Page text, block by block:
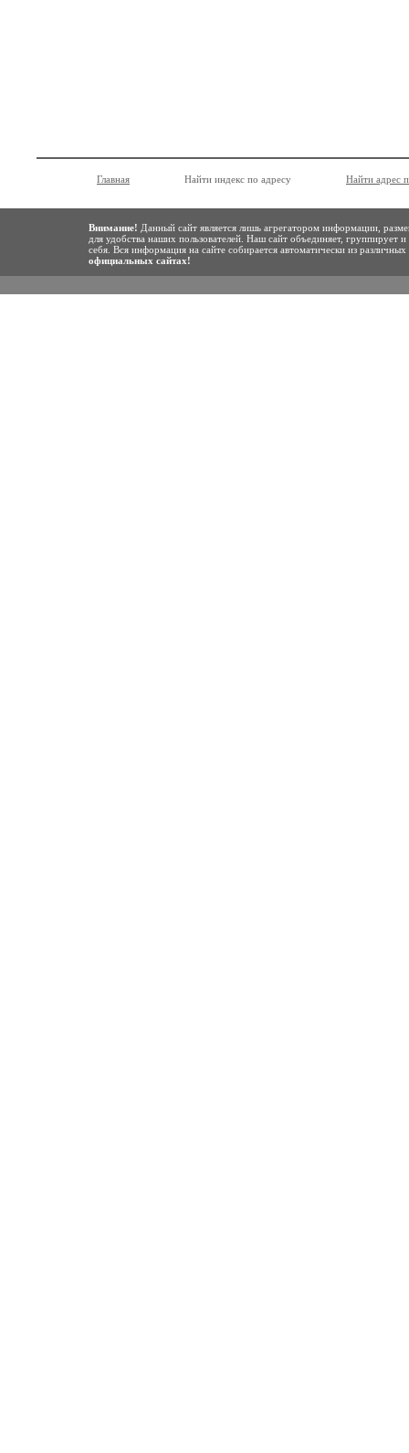
Главная Найти индекс по адресу Найти адрес
Внимание! Данный сайт является лишь агрегатором информации,
для удобства наших пользователей. Наш сайт объединяет,
себя. Вся информация на сайте собирается автоматически из
официальных сайтах!